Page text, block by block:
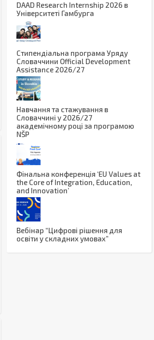
DAAD Research Internship 2026 в
Університеті Гамбурга
Стипендіальна програма Уряду
Словаччини Official Development
Assistance 2026/27
Навчання та стажування в
Словаччині у 2026/27
академічному році за програмою
NŠP
Фінальна конференція ‘EU Values at
the Core of Integration, Education,
and Innovation’
Вебінар “Цифрові рішення для
освіти у складних умовах”